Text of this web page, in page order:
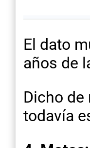
El dato
años de
Dicho de
todavía